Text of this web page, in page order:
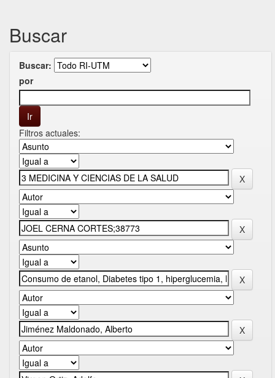
Buscar
Buscar:
por
Filtros actuales: